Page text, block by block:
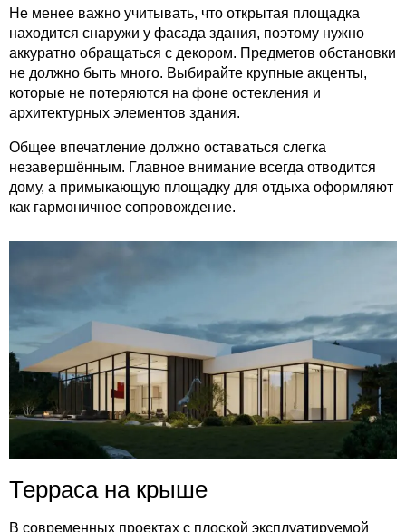
Не менее важно учитывать, что открытая площадка
находится снаружи у фасада здания, поэтому нужно
аккуратно обращаться с декором. Предметов обстановки
не должно быть много. Выбирайте крупные акценты,
которые не потеряются на фоне остекления и
архитектурных элементов здания.
Общее впечатление должно оставаться слегка
незавершённым. Главное внимание всегда отводится
дому, а примыкающую площадку для отдыха оформляют
как гармоничное сопровождение.
Терраса на крыше
В современных проектах с плоской эксплуатируемой